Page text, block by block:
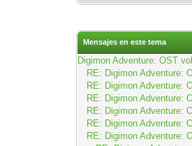
Mensajes en este tema
Digimon Adventure: OST
RE: Digimon Adventure:
RE: Digimon Adventure:
RE: Digimon Adventure:
RE: Digimon Adventure:
RE: Digimon Adventure:
RE: Digimon Adventure: